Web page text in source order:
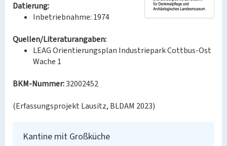
Datierung:
Inbetriebnahme: 1974
Quellen/Literaturangaben:
LEAG Orientierungsplan Industriepark Cottbus-Ost
Wache 1
BKM-Nummer:32002452
(Erfassungsprojekt Lausitz, BLDAM 2023)
Kantine mit Großküche